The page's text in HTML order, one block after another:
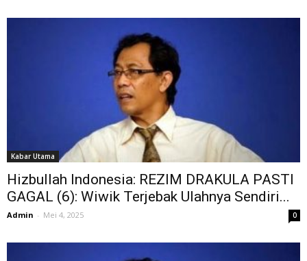
Kabar Utama
Hizbullah Indonesia: REZIM DRAKULA PASTI
GAGAL (6): Wiwik Terjebak Ulahnya Sendiri...
Admin - Mei 4, 2025 0